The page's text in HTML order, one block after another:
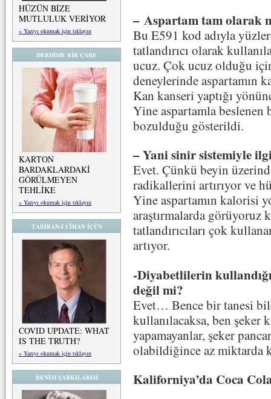
HÜZÜN BİZE
MUTLULUK VERİYOR
» Yazıyı okumak için tıklayın
DERDİME BİR ÇARE
KARTON
BARDAKLARDAKİ
GÖRÜLMEYEN
TEHLİKE
» Yazıyı okumak için tıklayın
TABİBAN-I CİHAN İÇÜN
COVID UPDATE: WHAT
IS THE TRUTH?
» Yazıyı okumak için tıklayın
BENİM ŞARKILARIM
– Aspartam tam olarak
Bu E591 kod adıyla
tatlandırıcı olarak
ucuz. Çok ucuz olduğu
deneylerinde aspartamın
Kan kanseri yaptığı
Yine aspartamla beslenen
bozulduğu gösterildi.
– Yani sinir sistemiyle
Evet. Çünkü beyin
radikallerini artırıyor ve
Yine aspartamın kalorisi
araştırmalarda görüyoruz
tatlandırıcıları çok
artıyor.
-Diyabetlilerin
değil mi?
Evet… Bence bir tanesi
kullanılacaksa, ben şeker
yapamayanlar, şeker
olabildiğince az miktarda
Kaliforniya’da Coca